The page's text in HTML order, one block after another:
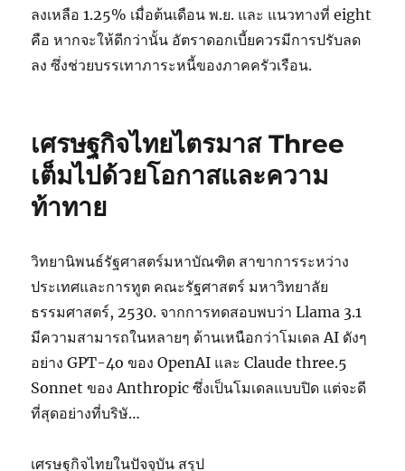
ลงเหลือ 1.25% เมื่อต้นเดือน พ.ย. และ แนวทางที่ eight
คือ หากจะให้ดีกว่านั้น อัตราดอกเบี้ยควรมีการปรับลด
ลง ซึ่งช่วยบรรเทาภาระหนี้ของภาคครัวเรือน.
เศรษฐกิจไทยไตรมาส Three
เต็มไปด้วยโอกาสและความ
ท้าทาย
วิทยานิพนธ์รัฐศาสตร์มหาบัณฑิต สาขาการระหว่าง
ประเทศและการทูต คณะรัฐศาสตร์ มหาวิทยาลัย
ธรรมศาสตร์, 2530. จากการทดสอบพบว่า Llama 3.1
มีความสามารถในหลายๆ ด้านเหนือกว่าโมเดล AI ดังๆ
อย่าง GPT-4o ของ OpenAI และ Claude three.5
Sonnet ของ Anthropic ซึ่งเป็นโมเดลแบบปิด แต่จะดี
ที่สุดอย่างที่บริษั…
เศรษฐกิจไทยในปัจจุบัน สรุป